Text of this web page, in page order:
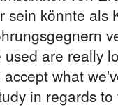
sein könnte als
are really
what
in regards